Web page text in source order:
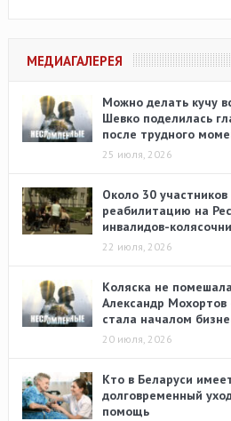
МЕДИАГАЛЕРЕЯ
Можно делать кучу
Шевко поделилась
после трудного
25 июля, 2026
Около 30
реабилитацию на
инвалидов-
22 июля, 2026
Коляска не
Александр Мохортов
стала началом
20 июля, 2026
Кто в Беларуси
долговременный
помощь